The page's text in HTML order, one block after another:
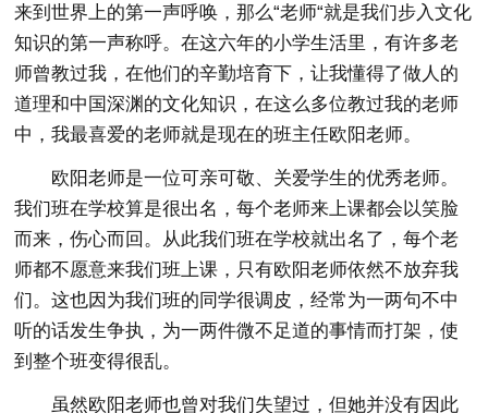
来到世界上的第一声呼唤，那么“老师“就是我们步入文化
知识的第一声称呼。在这六年的小学生活里，有许多老
师曾教过我，在他们的辛勤培育下，让我懂得了做人的
道理和中国深渊的文化知识，在这么多位教过我的老师
中，我最喜爱的老师就是现在的班主任欧阳老师。
欧阳老师是一位可亲可敬、关爱学生的优秀老师。
我们班在学校算是很出名，每个老师来上课都会以笑脸
而来，伤心而回。从此我们班在学校就出名了，每个老
师都不愿意来我们班上课，只有欧阳老师依然不放弃我
们。这也因为我们班的同学很调皮，经常为一两句不中
听的话发生争执，为一两件微不足道的事情而打架，使
到整个班变得很乱。
虽然欧阳老师也曾对我们失望过，但她并没有因此